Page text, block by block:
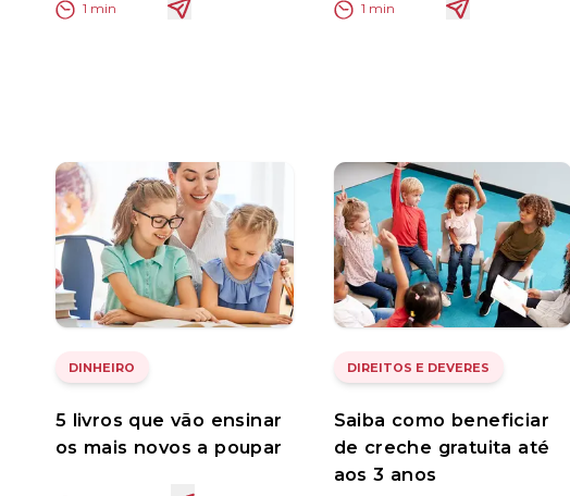
1 min 1 min
DINHEIRO
5 livros que vão ensinar
os mais novos a poupar
DIREITOS E DEVERES
Saiba como beneficiar
de creche gratuita até
aos 3 anos